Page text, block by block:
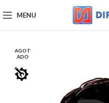
MENU
AGOT
ADO